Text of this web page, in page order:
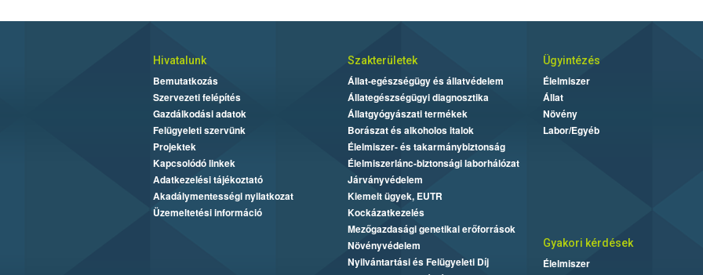
Hivatalunk
Bemutatkozás
Szervezeti felépítés
Gazdálkodási adatok
Felügyeleti szervünk
Projektek
Kapcsolódó linkek
Adatkezelési tájékoztató
Akadálymentességi nyilatkozat
Üzemeltetési információ
Szakterületek
Állat-egészségügy és állatvédelem
Állategészségügyi diagnosztika
Állatgyógyászati termékek
Borászat és alkoholos italok
Élelmiszer- és takarmánybiztonság
Élelmiszerlánc-biztonsági laborhálózat
Járványvédelem
Kiemelt ügyek, EUTR
Kockázatkezelés
Mezőgazdasági genetikai erőforrások
Növényvédelem
Nyilvántartási és Felügyeleti Díj
Ügyintézés
Élelmiszer
Állat
Növény
Labor/Egyéb
Gyakori kérdések
Élelmiszer